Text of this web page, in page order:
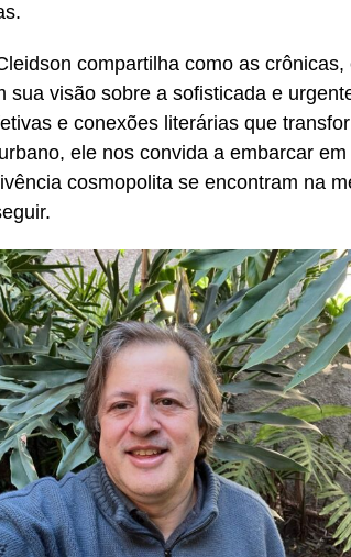
compartilha como as
sua visão sobre a sofisticada e
e conexões literárias que
ele nos convida a embarcar
cosmopolita se encontram na